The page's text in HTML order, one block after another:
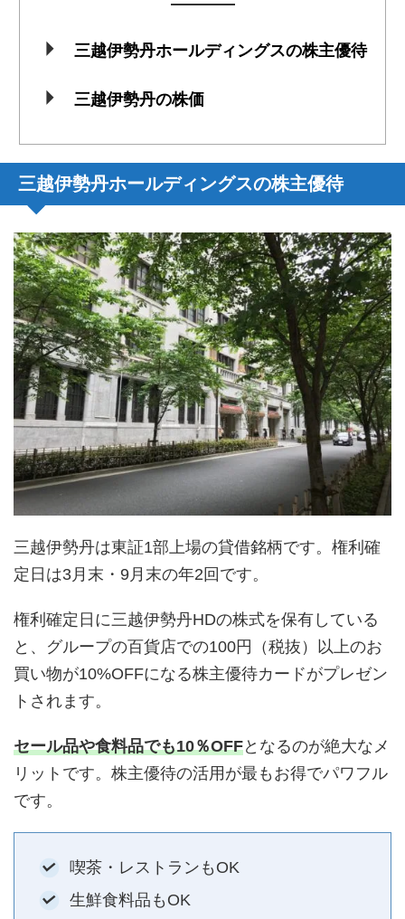
三越伊勢丹ホールディングスの株主優待
三越伊勢丹の株価
三越伊勢丹ホールディングスの株主優待
三越伊勢丹は東証1部上場の貸借銘柄です。権利確
定日は3月末・9月末の年2回です。
権利確定日に三越伊勢丹HDの株式を保有している
と、グループの百貨店での100円（税抜）以上のお
買い物が10%OFFになる株主優待カードがプレゼン
トされます。
セール品や食料品でも10％OFFとなるのが絶大なメ
リットです。株主優待の活用が最もお得でパワフル
です。
喫茶・レストランもOK
生鮮食料品もOK